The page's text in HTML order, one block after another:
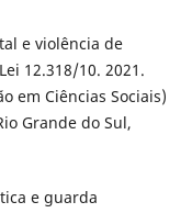
e violência de
12.318/10. 2021.
em Ciências Sociais)
Grande do Sul,
e guarda